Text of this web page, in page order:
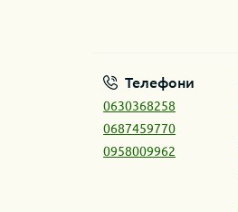
Телефони
0630368258
0687459770
0958009962